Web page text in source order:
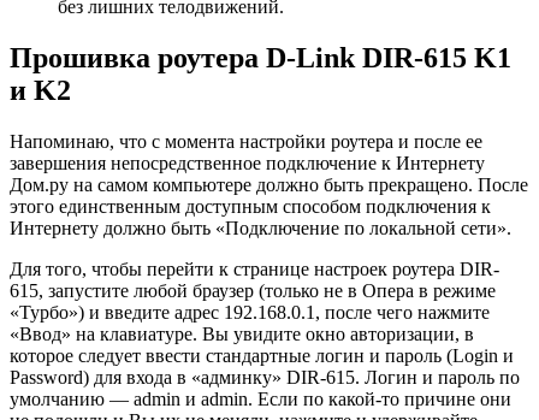
без лишних телодвижений.
Прошивка роутера D-Link DIR-615 K1
и K2
Напоминаю, что с момента настройки роутера и после ее
завершения непосредственное подключение к Интернету
Дом.ру на самом компьютере должно быть прекращено. После
этого единственным доступным способом подключения к
Интернету должно быть «Подключение по локальной сети».
Для того, чтобы перейти к странице настроек роутера DIR-
615, запустите любой браузер (только не в Опера в режиме
«Турбо») и введите адрес 192.168.0.1, после чего нажмите
«Ввод» на клавиатуре. Вы увидите окно авторизации, в
которое следует ввести стандартные логин и пароль (Login и
Password) для входа в «админку» DIR-615. Логин и пароль по
умолчанию — admin и admin. Если по какой-то причине они